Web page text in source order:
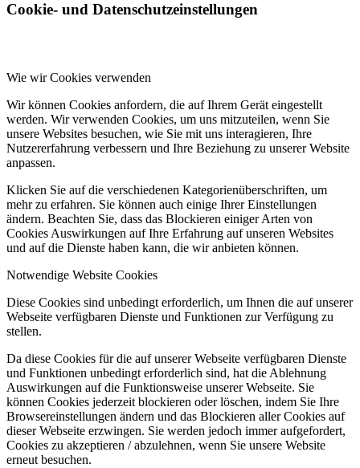
Cookie- und Datenschutzeinstellungen
Wie wir Cookies verwenden
Wir können Cookies anfordern, die auf Ihrem Gerät eingestellt
werden. Wir verwenden Cookies, um uns mitzuteilen, wenn Sie
unsere Websites besuchen, wie Sie mit uns interagieren, Ihre
Nutzererfahrung verbessern und Ihre Beziehung zu unserer Website
anpassen.
Klicken Sie auf die verschiedenen Kategorienüberschriften, um
mehr zu erfahren. Sie können auch einige Ihrer Einstellungen
ändern. Beachten Sie, dass das Blockieren einiger Arten von
Cookies Auswirkungen auf Ihre Erfahrung auf unseren Websites
und auf die Dienste haben kann, die wir anbieten können.
Notwendige Website Cookies
Diese Cookies sind unbedingt erforderlich, um Ihnen die auf unserer
Webseite verfügbaren Dienste und Funktionen zur Verfügung zu
stellen.
Da diese Cookies für die auf unserer Webseite verfügbaren Dienste
und Funktionen unbedingt erforderlich sind, hat die Ablehnung
Auswirkungen auf die Funktionsweise unserer Webseite. Sie
können Cookies jederzeit blockieren oder löschen, indem Sie Ihre
Browsereinstellungen ändern und das Blockieren aller Cookies auf
dieser Webseite erzwingen. Sie werden jedoch immer aufgefordert,
Cookies zu akzeptieren / abzulehnen, wenn Sie unsere Website
erneut besuchen.